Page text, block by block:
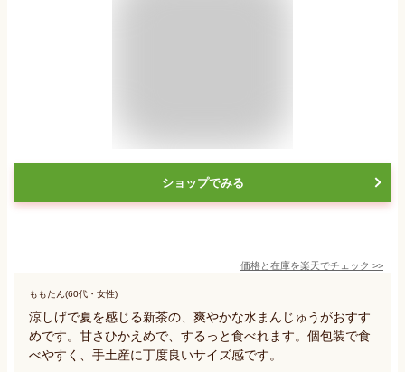
ショップでみる
価格と在庫を楽天でチェック >>
ももたん(60代・女性)
涼しげで夏を感じる新茶の、爽やかな水まんじゅうがおすす
めです。甘さひかえめで、するっと食べれます。個包装で食
べやすく、手土産に丁度良いサイズ感です。